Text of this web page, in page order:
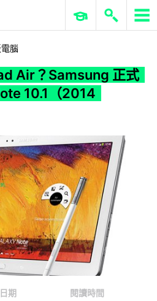
ERP 與商業 AI
腦
Air？Samsung 正式
10.1（2014
期
閱讀時間